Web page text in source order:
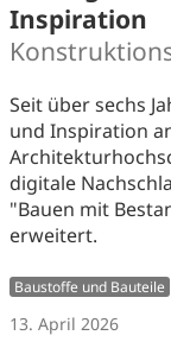
Inspiration
Seit über sechs
und Inspiration
digitale
"Bauen mit
erweitert.
Baustoffe und Bauteile
13. April 2026